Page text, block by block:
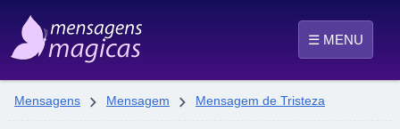
☰ MENU
Mensagens  Mensagem  Mensagem de Tristeza